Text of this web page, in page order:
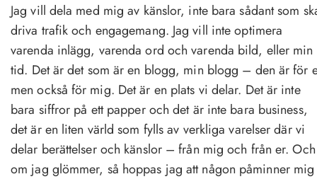
Jag vill dela med mig av känslor, inte bara sådant som
driva trafik och engagemang. Jag vill inte optimera
varenda inlägg, varenda ord och varenda bild, eller min
tid. Det är det som är en blogg, min blogg – den är för
men också för mig. Det är en plats vi delar. Det är inte
bara siffror på ett papper och det är inte bara business,
det är en liten värld som fylls av verkliga varelser där vi
delar berättelser och känslor – från mig och från er. Och
om jag glömmer, så hoppas jag att någon påminner